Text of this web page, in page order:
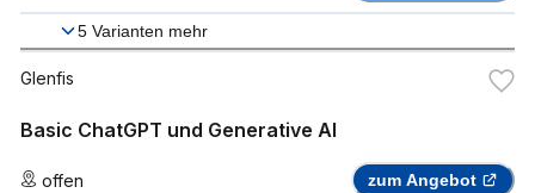
5 Varianten mehr
Glenfis
Basic ChatGPT und Generative AI
offen zum Angebot